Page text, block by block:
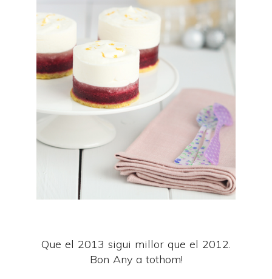
Que el 2013 sigui millor que el 2012.
Bon Any a tothom!